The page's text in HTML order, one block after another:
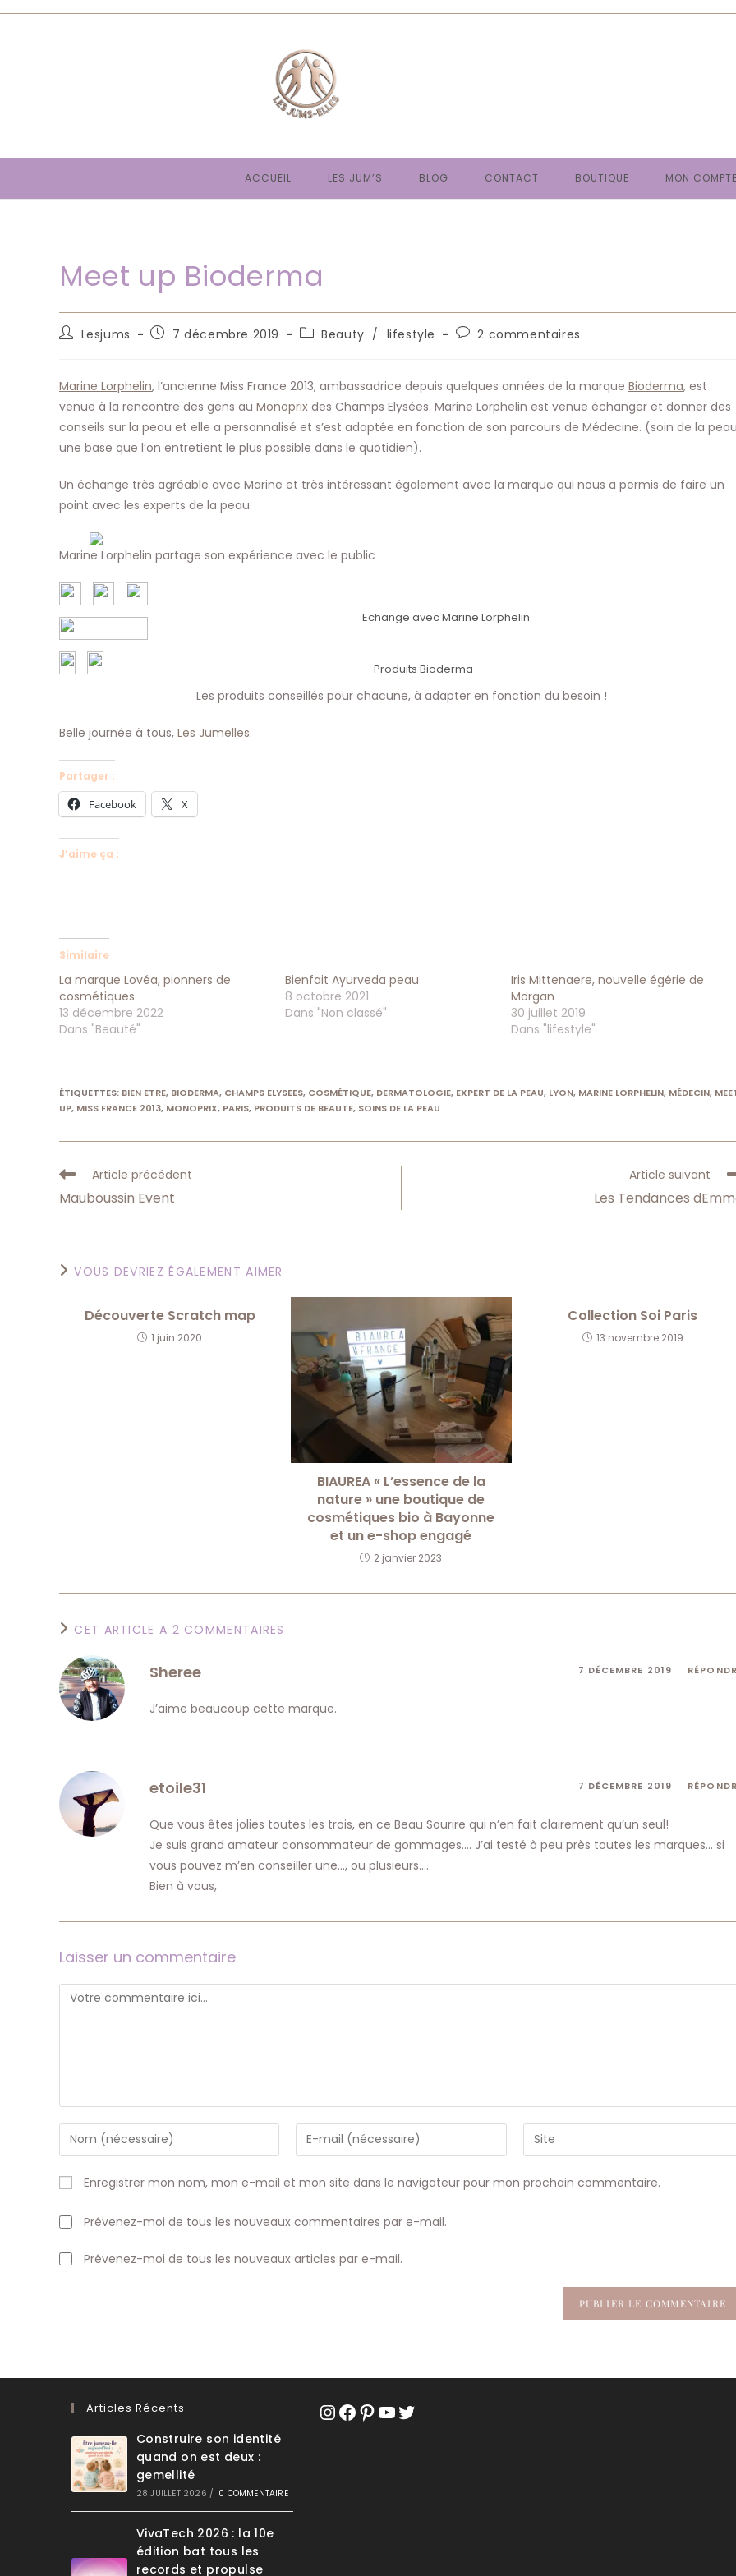
Skip
ACCUEIL LES JUM’S BLOG CONTACT BOUTIQUE MON
Meet up Bioderma
Auteur/autrice
publication :
Lesjums
Publication
7 décembre 2019
PostBeauty / lifestyle
Commentaires
publication :
2 commentaires
Marine Lorphelin, l’ancienne Miss France 2013, ambassadrice depuis quelques années de la marque Bioderma, est
venue à la rencontre des gens au Monoprix des Champs Elysées. Marine Lorphelin est venue échanger et donner des
conseils sur la peau et elle a personnalisé et s’est adaptée en fonction de son parcours de Médecine. (soin de la
une base que l’on entretient le plus possible dans le quotidien).
Un échange très agréable avec Marine et très intéressant également avec la marque qui nous a permis de faire un
point avec les experts de la peau.
Marine Lorphelin partage son expérience avec le public
Echange avec Marine Lorphelin
Produits Bioderma
Les produits conseillés pour chacune, à adapter en fonction du besoin !
Belle journée à tous, Les Jumelles.
Partager :
Facebook X
J’aime ça :
Similaire
La marque Lovéa, pionners de
cosmétiques
13 décembre 2022
Dans "Beauté"
Bienfait Ayurveda peau
8 octobre 2021
Dans "Non classé"
Iris Mittenaere, nouvelle égérie de
Morgan
30 juillet 2019
Dans "lifestyle"
ÉTIQUETTES: BIEN ETRE, BIODERMA, CHAMPS ELYSEES, COSMÉTIQUE, DERMATOLOGIE, EXPERT DE LA PEAU, LYON, MARINE LORPHELIN, MÉDECIN,
UP, MISS FRANCE 2013, MONOPRIX, PARIS, PRODUITS DE BEAUTE, SOINS DE LA PEAU
Read
more
articles
Article précédent
Mauboussin Event
Article suivant
Les Tendances
VOUS DEVRIEZ ÉGALEMENT AIMER
Découverte Scratch map
1 juin 2020
BIAUREA « L’essence de la
nature » une boutique de
cosmétiques bio à Bayonne
et un e-shop engagé
2 janvier 2023
Collection Soi Paris
13 novembre 2019
CET ARTICLE A 2 COMMENTAIRES
Sheree 7 DÉCEMBRE 2019
J’aime beaucoup cette marque.
etoile31 7 DÉCEMBRE 2019
Que vous êtes jolies toutes les trois, en ce Beau Sourire qui n’en fait clairement qu’un seul!
Je suis grand amateur consommateur de gommages…. J’ai testé à peu près toutes les marques… si
vous pouvez m’en conseiller une…, ou plusieurs….
Bien à vous,
Laisser un commentaire
Comment
Enter
your
name
or
username
comment
Enter
your
Saisir
l’URL
votre
Enregistrer mon nom, mon e-mail et mon site dans le navigateur pour mon prochain commentaire.
Prévenez-moi de tous les nouveaux commentaires par e-mail.
Prévenez-moi de tous les nouveaux articles par e-mail.
Articles Récents
Construire son identité
quand on est deux :
gemellité
28 JUILLET 2026 / 0 COMMENTAIRE
VivaTech 2026 : la 10e
édition bat tous les
records et propulse
Instagram
Facebook
Pinterest
YouTube
Twitter